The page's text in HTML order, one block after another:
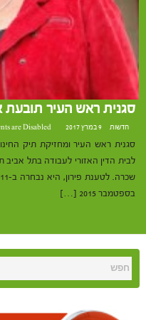
סגנית ראש העיר תובעת
חדשות 9 במרץ 2017 at 14:24 are Disabled
סגנית ראש העיר ומחזיקת תיק
לבית הדין האזורי לעבודה בתל אביב
בספטמבר 2015 […]